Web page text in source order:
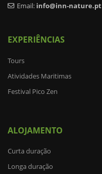
Email: info@inn-nature.pt
EXPERIÊNCIAS
Tours
Atividades Maritimas
Festival Pico Zen
ALOJAMENTO
Curta duração
Longa duração